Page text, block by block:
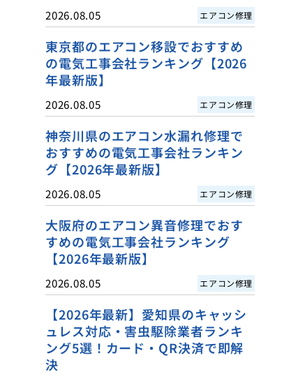
2026.08.05 エアコン修理
東京都のエアコン移設でおすすめ
の電気工事会社ランキング【2026
年最新版】
2026.08.05 エアコン修理
神奈川県のエアコン水漏れ修理で
おすすめの電気工事会社ランキン
グ【2026年最新版】
2026.08.05 エアコン修理
大阪府のエアコン異音修理でおす
すめの電気工事会社ランキング
【2026年最新版】
2026.08.05 エアコン修理
【2026年最新】愛知県のキャッシ
ュレス対応・害虫駆除業者ランキ
ング5選！カード・QR決済で即解
決